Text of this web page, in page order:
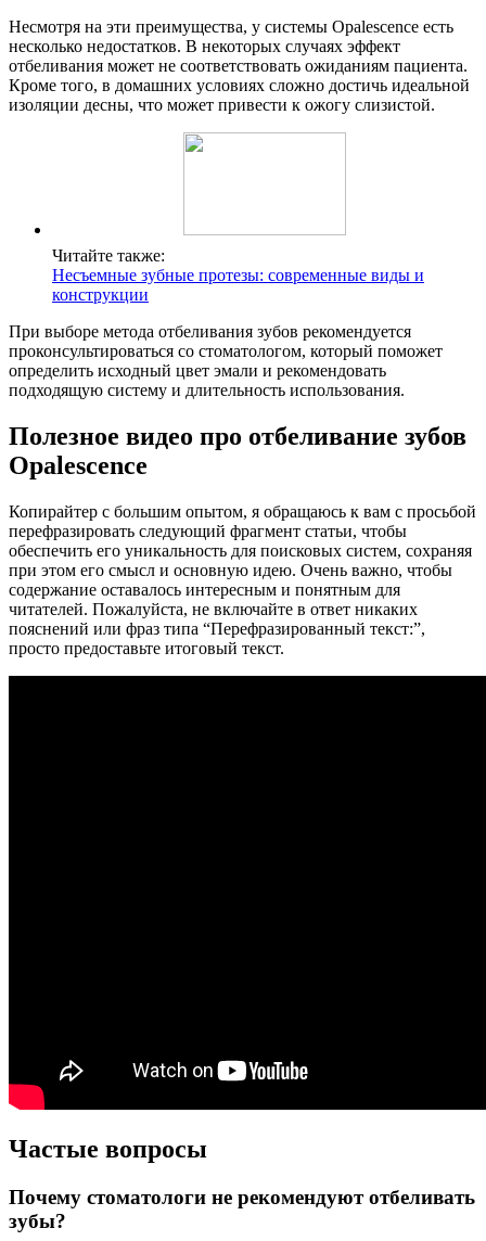
Несмотря на эти преимущества, у системы Opalescence есть
несколько недостатков. В некоторых случаях эффект
отбеливания может не соответствовать ожиданиям пациента.
Кроме того, в домашних условиях сложно достичь идеальной
изоляции десны, что может привести к ожогу слизистой.
Читайте также:
Несъемные зубные протезы: современные виды и
конструкции
При выборе метода отбеливания зубов рекомендуется
проконсультироваться со стоматологом, который поможет
определить исходный цвет эмали и рекомендовать
подходящую систему и длительность использования.
Полезное видео про отбеливание зубов
Opalescence
Копирайтер с большим опытом, я обращаюсь к вам с просьбой
перефразировать следующий фрагмент статьи, чтобы
обеспечить его уникальность для поисковых систем, сохраняя
при этом его смысл и основную идею. Очень важно, чтобы
содержание оставалось интересным и понятным для
читателей. Пожалуйста, не включайте в ответ никаких
пояснений или фраз типа “Перефразированный текст:”,
просто предоставьте итоговый текст.
Частые вопросы
Почему стоматологи не рекомендуют отбеливать
зубы?